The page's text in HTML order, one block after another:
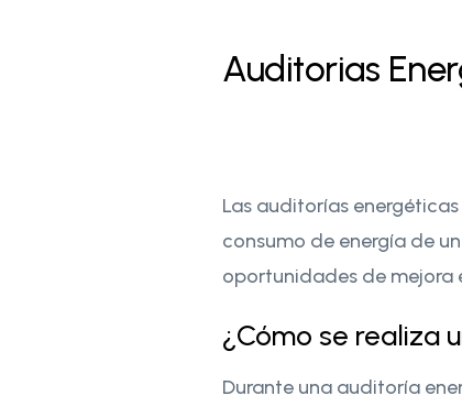
Auditorias
Las auditorías
consumo de energía de
oportunidades de mejora
¿Cómo se realiza
Durante una auditoría